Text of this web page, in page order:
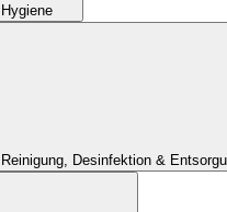
Hygiene
Reinigung, Desinfektion &